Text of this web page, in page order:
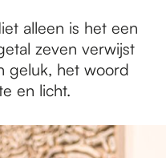
alleen is het een
zeven verwijst
geluk, het woord
en licht.